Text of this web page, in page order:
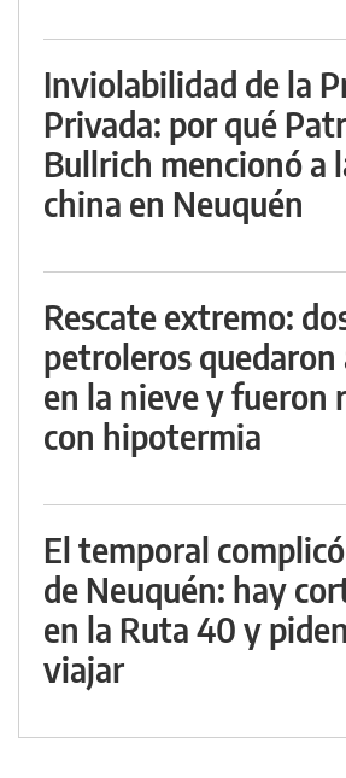
Inviolabilidad de la
Privada: por qué
Bullrich mencionó a
china en Neuquén
Rescate extremo:
petroleros
en la nieve y fueron
con hipotermia
El temporal
de Neuquén: hay
en la Ruta 40 y
viajar